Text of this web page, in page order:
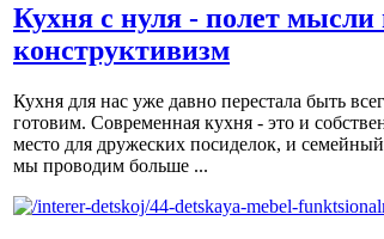
Кухня с нуля - полет мысли
конструктивизм
Кухня для нас уже давно перестала быть
готовим. Современная кухня - это и
место для дружеских посиделок, и
мы проводим больше ...